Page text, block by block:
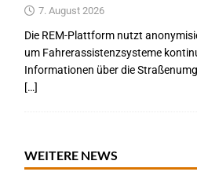
7. August 2026
Die REM-Plattform nutzt
um Fahrerassistenzsysteme
Informationen über die
[…]
WEITERE NEWS